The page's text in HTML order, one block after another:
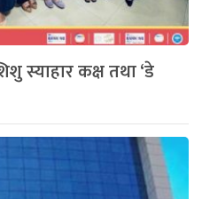
स्याहार कक्ष तथा ‘डे